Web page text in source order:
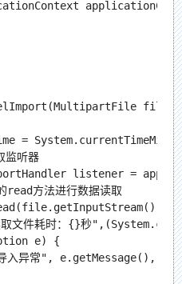
file)
=
监听器
listener =
方法进行数据读取
文件耗时：{}秒
e) {
入异常", e.getMessage(), e);